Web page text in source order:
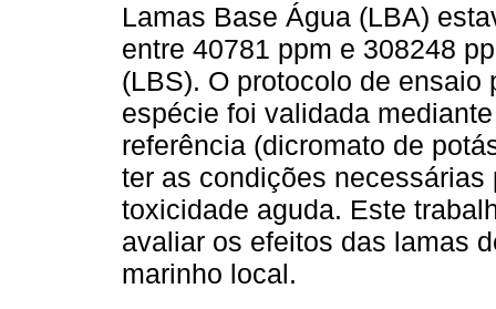
Lamas Base Água (LBA)
entre 40781 ppm e 308248
(LBS). O protocolo de
espécie foi validada
referência (dicromato de
ter as condições
toxicidade aguda. Este
avaliar os efeitos das lamas
marinho local.